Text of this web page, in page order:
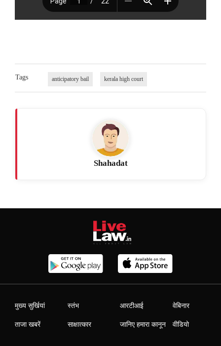
Tags anticipatory bail kerala high court
Shahadat
मुख्य सुर्खियां
ताजा खबरें
स्तंभ
साक्षात्कार
आरटीआई
जानिए हमारा कानून
वेबिनार
वीडियो